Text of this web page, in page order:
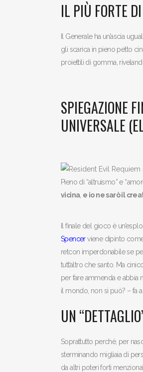
IL PIÙ FORTE DI
Il Generale ha un’ascia
gli scarica in pieno petto
proiettili di gomma,
SPIEGAZIONE
UNIVERSALE
Pieno di “altruismo” e
vicina, e io ne sarò il
Il finale del gioco è
Spencerviene dipinto
retcon imperdonabile se
tutt’altro che santo. Ma
per fare ammenda e abbia
il mondo, non si può? – fa
UN
Soprattutto perché, per
sterminando migliaia di
da altri poteri forti